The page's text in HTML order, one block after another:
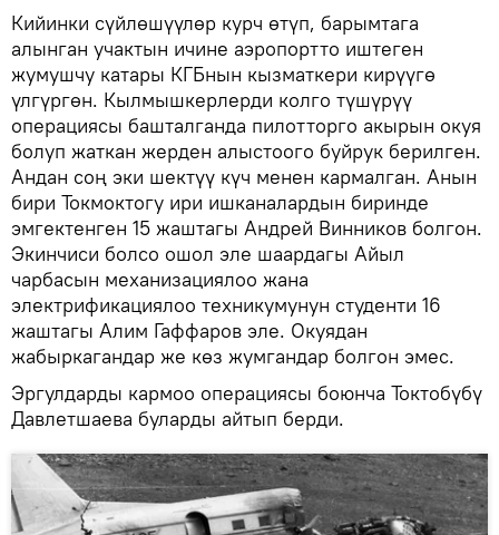
Кийинки сүйлөшүүлөр курч өтүп, барымтага
алынган учактын ичине аэропортто иштеген
жумушчу катары КГБнын кызматкери кирүүгө
үлгүргөн. Кылмышкерлерди колго түшүрүү
операциясы башталганда пилотторго акырын окуя
болуп жаткан жерден алыстоого буйрук берилген.
Андан соң эки шектүү күч менен кармалган. Анын
бири Токмоктогу ири ишканалардын биринде
эмгектенген 15 жаштагы Андрей Винников болгон.
Экинчиси болсо ошол эле шаардагы Айыл
чарбасын механизациялоо жана
электрификациялоо техникумунун студенти 16
жаштагы Алим Гаффаров эле. Окуядан
жабыркагандар же көз жумгандар болгон эмес.
Эргулдарды кармоо операциясы боюнча Токтобүбү
Давлетшаева буларды айтып берди.